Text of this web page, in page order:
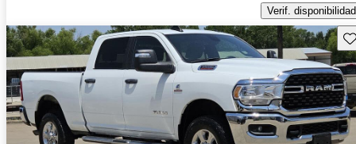
Verif. disponibilidad